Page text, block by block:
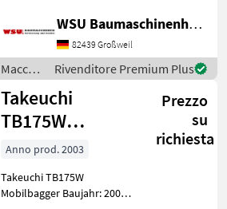
(ausweisbar) Finanzierung
und Lieferung
Deutschlandweit möglich!
Mieten ab 67, - € Be
WSU Baumaschinenhandel u. Gerätevermietung GmbH
82439 Großweil
Macchine
edili /
Yanmar
Rivenditore Premium Plus
Takeuchi
TB175W
Mobilbagger
Prezzo
su
richiesta
Anno prod. 2003
Takeuchi TB175W
Mobilbagger Baujahr: 2003